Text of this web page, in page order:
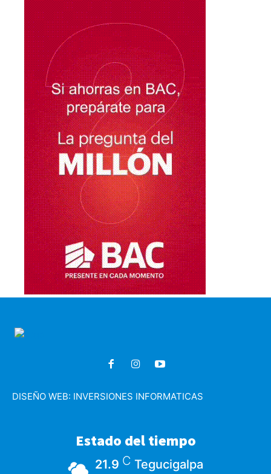
DISEÑO WEB: INVERSIONES INFORMATICAS
Estado del tiempo
21.9 C Tegucigalpa